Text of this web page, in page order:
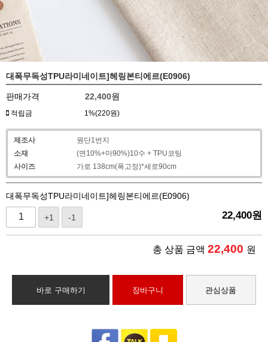
대폭무독성TPU라미네이트]헤링본티에르(E0906)
판매가격 22,400원
적립금 1%(220원)
제조사
원단1번지
소재
(면10%+마90%)10수 + TPU코팅
사이즈
가로 138cm(폭고정)*세로90cm
대폭무독성TPU라미네이트]헤링본티에르(E0906)
+1 -1 22,400원
총 상품 금액 22,400 원
바로 구매하기 장바구니 관심상품